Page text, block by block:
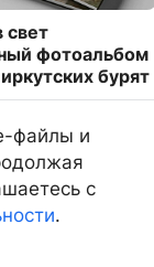
фотоальбом
бурят
файлы и
с
.